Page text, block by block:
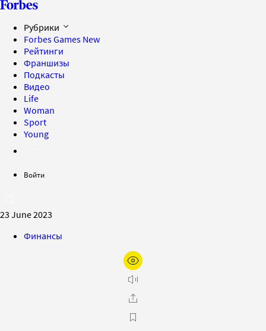
Рубрики
Forbes Games New
Рейтинги
Франшизы
Подкасты
Видео
Life
Woman
Sport
Young
Войти
23 June 2023
Финансы